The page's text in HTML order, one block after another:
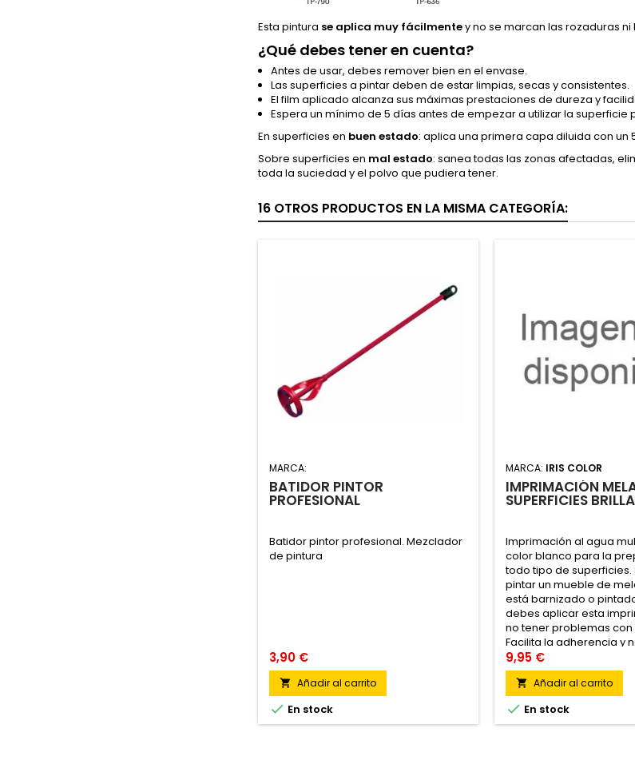
Esta pintura se aplica muy fácilmentey no se marcan las rozaduras
¿Qué debes tener en cuenta?
Antes de usar, debes remover bien en el envase.
Las superficies a pintar deben de estar limpias, secas y consistentes.
El film aplicado alcanza sus máximas prestaciones de dureza y
Espera un mínimo de 5 días antes de empezar a utilizar la superficie
En superficies en buen estado: aplica una primera capa diluida con un
Sobre superficies en mal estado: sanea todas las zonas afectadas,
toda la suciedad y el polvo que pudiera tener.
16 OTROS PRODUCTOS EN LA MISMA CATEGORÍA:
MARCA:
BATIDOR PINTOR
PROFESIONAL
Batidor pintor profesional. Mezclador
de pintura
3,90 €
 Añadir al carrito
 En stock
MARCA: IRIS COLOR
IMPRIMACIÓN
SUPERFICIES
Imprimación al agua
color blanco para la
todo tipo de superficies.
pintar un mueble de
está barnizado o
debes aplicar esta
no tener problemas con
Facilita la adherencia y
lijar previamente.
9,95 €
 Añadir al carrito
 En stock